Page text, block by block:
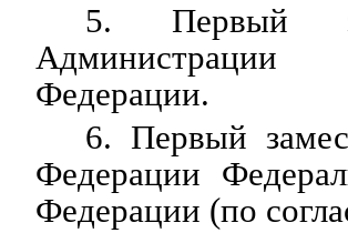
5. Первый
Администрации
Федерации.
6. Первый
Федерации
Федерации (по